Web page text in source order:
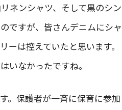
ネンシャツ、そして黒のシン
ですが、皆さんデニムにシャ
は控えていたと思います。
いなかったですね。
。保護者が一斉に保育に参加